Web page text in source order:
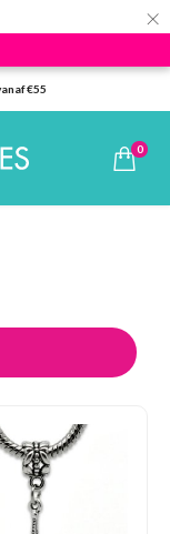
×
€55
0